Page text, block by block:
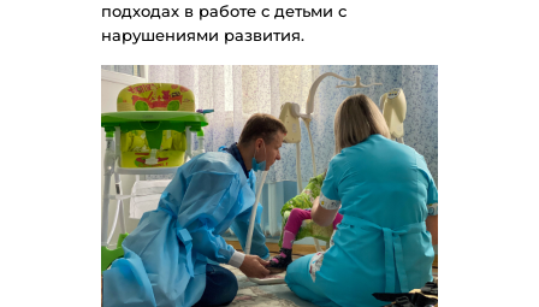
подходах в работе с детьми с
нарушениями развития.